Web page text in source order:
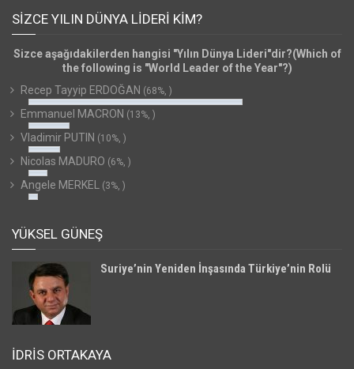
SIZCE YILIN DÜNYA LIDERI KIM?
Sizce aşağıdakilerden hangisi "Yılın Dünya Lideri"dir?(Which of
the following is "World Leader of the Year"?)
Recep Tayyip ERDOĞAN (68%, )
Emmanuel MACRON (13%, )
Vladimir PUTIN (10%, )
Nicolas MADURO (6%, )
Angele MERKEL (3%, )
YÜKSEL GÜNEŞ
Suriye’nin Yeniden İnşasında Türkiye’nin Rolü
İDRİS ORTAKAYA